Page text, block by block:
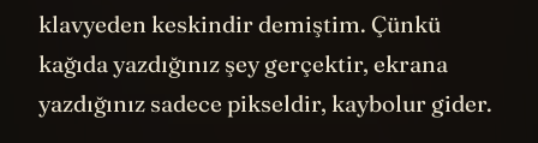
klavyeden keskindir demiştim. Çünkü
kağıda yazdığınız şey gerçektir, ekrana
yazdığınız sadece pikseldir, kaybolur gider.